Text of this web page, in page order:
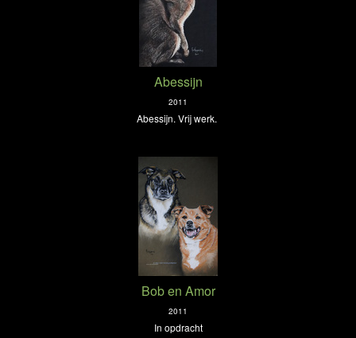
Abessijn
2011
Abessijn. Vrij werk.
Bob en Amor
2011
In opdracht